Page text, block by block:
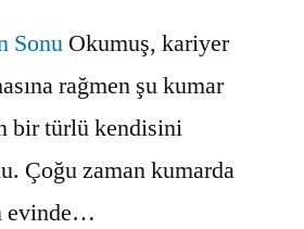
Sonu Okumuş, kariyer
rağmen şu kumar
bir türlü kendisini
Çoğu zaman kumarda
evinde…